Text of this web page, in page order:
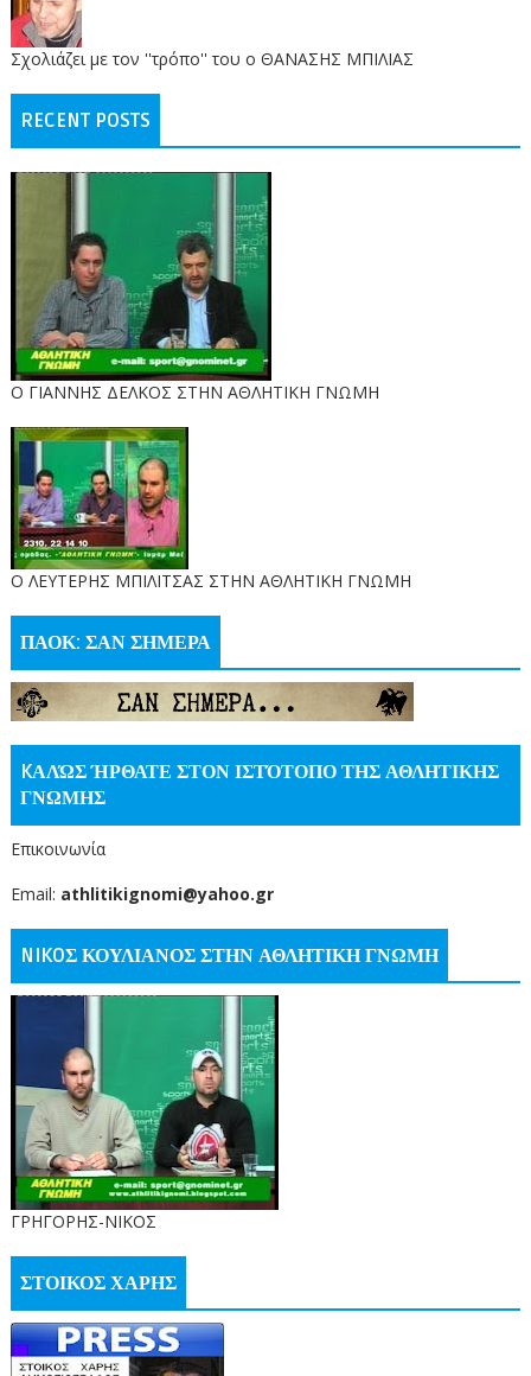
Σχολιάζει με τον ''τρόπο'' του ο ΘΑΝΑΣΗΣ ΜΠΙΛΙΑΣ
RECENT POSTS
Ο ΓΙΑΝΝΗΣ ΔΕΛΚΟΣ ΣΤΗΝ ΑΘΛΗΤΙΚΗ ΓΝΩΜΗ
O ΛΕΥΤΕΡΗΣ ΜΠΙΛΙΤΣΑΣ ΣΤΗΝ ΑΘΛΗΤΙΚΗ ΓΝΩΜΗ
ΠΑΟΚ: ΣΑΝ ΣΗΜΕΡΑ
KΑΛΏΣ ΉΡΘΑΤΕ ΣΤΟΝ ΙΣΤΌΤΟΠΟ ΤΗΣ ΑΘΛΗΤΙΚΗΣ
ΓΝΩΜΗΣ
Επικοινωνία
Email: athlitikignomi@yahoo.gr
NIKOΣ ΚΟΥΛΙΑΝΟΣ ΣΤΗΝ ΑΘΛΗΤΙΚΗ ΓΝΩΜΗ
ΓΡΗΓΟΡΗΣ-ΝΙΚΟΣ
ΣΤΟΙΚΟΣ ΧΑΡΗΣ